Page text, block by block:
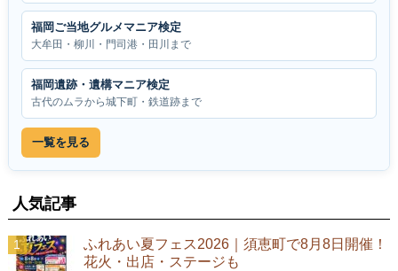
福岡ご当地グルメマニア検定
大牟田・柳川・門司港・田川まで
福岡遺跡・遺構マニア検定
古代のムラから城下町・鉄道跡まで
一覧を見る
人気記事
ふれあい夏フェス2026｜須恵町で8月8日開催！
花火・出店・ステージも